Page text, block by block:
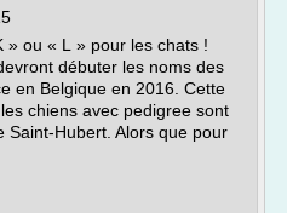
» ou « L » pour les chats !
débuter les noms des
en Belgique en 2016. Cette
chiens avec pedigree sont
Saint-Hubert. Alors que pour